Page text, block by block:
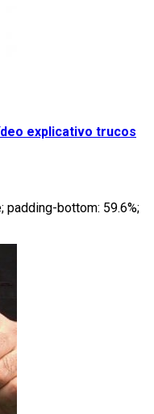
explicativo trucos
padding-bottom: 59.6%;